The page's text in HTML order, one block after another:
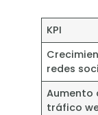
KPI
redes
Aumento
tráfico